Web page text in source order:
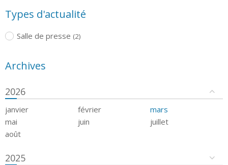
Types d'actualité
Salle de presse (2)
Archives
2026
janvier février
mars
mai
juin
juillet
août
2025